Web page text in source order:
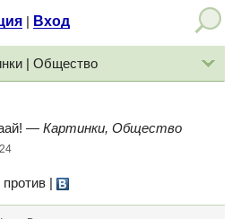
Вход
| Общество
— Картинки, Общество